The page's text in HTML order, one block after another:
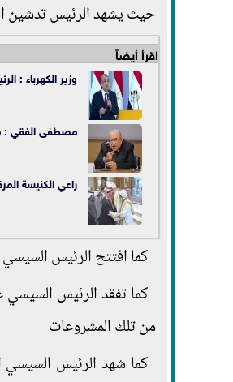
حيث يشهد الرئيس تدشين
اقرأ أيضاً
وزير الكهرباء :
مصطفى الفقي :
راعي الكنيسة
كما افتتح الرئيس
كما تفقد الرئيس
من تلك المشروعات
كما شهد الرئيس السيسي